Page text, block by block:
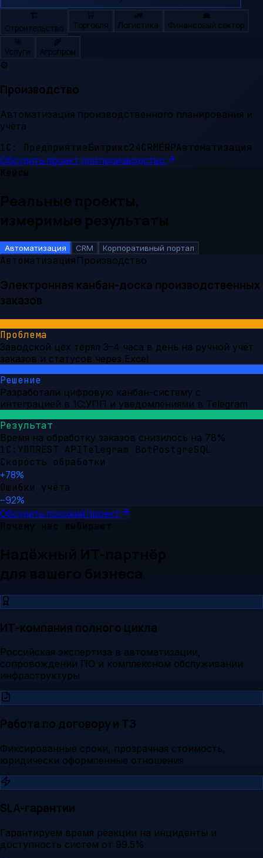
🏗️
Строительство
🛒
Торговля
🚛
Логистика
💼
Финансовый сектор
🎯
Услуги
🌾
Агропром
⚙️
Производство
Автоматизация производственного планирования и
учёта
1С: ПредприятиеБитрикс24CRMERPАвтоматизация
Обсудить проект дляпроизводство
Кейсы
Реальные проекты,
измеримые результаты
Автоматизация CRM Корпоративный портал
Автоматизация Производство
Электронная канбан-доска производственных
заказов
Проблема
Заводской цех терял 3–4 часа в день на ручной учёт
заказов и статусов через Excel
Решение
Разработали цифровую канбан-систему с
интеграцией в 1С:УПП и уведомлениями в Telegram
Результат
Время на обработку заказов снизилось на 78%
1С:УППREST APITelegram BotPostgreSQL
Скорость обработки
+78%
Ошибки учёта
−92%
Обсудить похожий проект
Почему нас выбирают
Надёжный ИТ-партнёр
для вашего бизнеса
ИТ-компания полного цикла
Российская экспертиза в автоматизации,
сопровождении ПО и комплексном обслуживании
инфраструктуры
Работа по договору и ТЗ
Фиксированные сроки, прозрачная стоимость,
юридически оформленные отношения
SLA-гарантии
Гарантируем время реакции на инциденты и
доступность систем от 99.5%